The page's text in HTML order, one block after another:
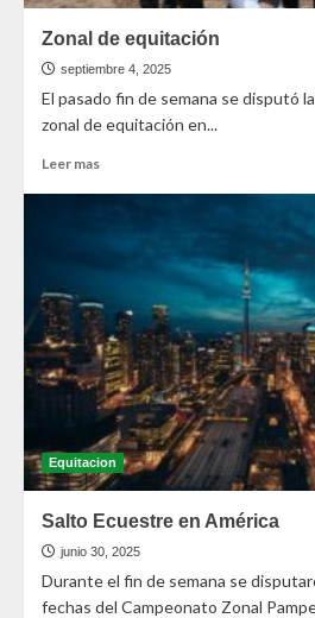
Zonal de equitación
septiembre 4, 2025
El pasado fin de semana se disputó
zonal de equitación en...
Leer mas
Equitacion
Salto Ecuestre en América
junio 30, 2025
Durante el fin de semana se
fechas del Campeonato Zonal